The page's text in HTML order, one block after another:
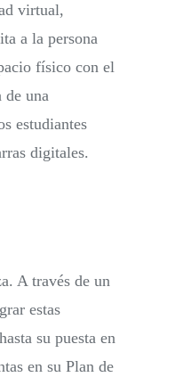
virtual,
a la persona
físico con el
de una
estudiantes
digitales.
A través de un
estas
su puesta en
en su Plan de